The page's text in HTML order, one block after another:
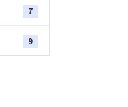
7
9